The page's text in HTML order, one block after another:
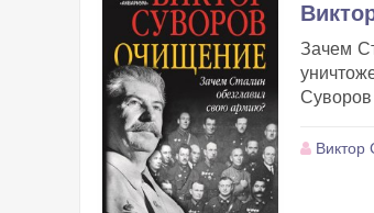
Зачем
Суворов
Виктор